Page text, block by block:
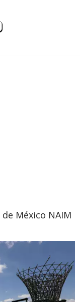
México NAIM